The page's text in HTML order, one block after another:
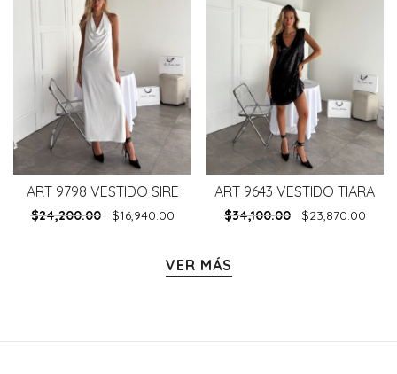
ART 9798 VESTIDO SIRE
$24,200.00 $16,940.00
ART 9643 VESTIDO TIARA
$34,100.00 $23,870.00
VER MÁS